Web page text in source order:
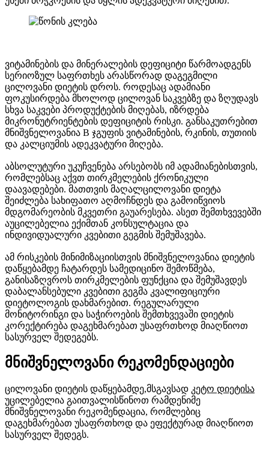
ვიტამინების და მინერალების დეფიციტი წარმოადგენს
სერიოზულ საფრთხეს არასწორად დაგეგმილი
ცილოვანი დიეტის დროს. როდესაც ადამიანი
ფოკუსირდება მხოლოდ ცილოვან საკვებზე და ზღუდავს
სხვა საკვები პროდუქტების მიღებას, იზრდება
მიკრონუტრიენტების დეფიციტის რისკი. განსაკუთრებით
მნიშვნელოვანია B ჯგუფის ვიტამინების, რკინის, თუთიის
და კალციუმის ადეკვატური მიღება.
აბსოლუტური უკუჩვენება არსებობს იმ ადამიანებისთვის,
რომლებსაც აქვთ თირკმელების ქრონიკული
დაავადებები. მათთვის მაღალცილოვანი დიეტა
შეიძლება სახიფათო აღმოჩნდეს და გამოიწვიოს
მდგომარეობის მკვეთრი გაუარესება. ასეთ შემთხვევებში
აუცილებელია ექიმთან კონსულტაცია და
ინდივიდუალური კვებითი გეგმის შემუშავება.
ამ რისკების მინიმიზაციისთვის მნიშვნელოვანია დიეტის
დაწყებამდე ჩატარდეს სამედიცინო შემოწმება,
განისაზღვროს თირკმელების ფუნქცია და შემუშავდეს
დაბალანსებული კვებითი გეგმა კვალიფიციური
დიეტოლოგის დახმარებით. რეგულარული
მონიტორინგი და საჭიროების შემთხვევაში დიეტის
კორექტირება დაგეხმარებათ უსაფრთხოდ მიაღწიოთ
სასურველ შედეგებს.
მნიშვნელოვანი რეკომენდაციები
ცილოვანი დიეტის დაწყებამდე,მსგავსად კეტო დიეტისა
უცილებელია გაითვალისწინოთ რამდენიმე
მნიშვნელოვანი რეკომენდაცია, რომლებიც
დაგეხმარებათ უსაფრთხოდ და ეფექტურად მიაღწიოთ
სასურველ შედეგს.